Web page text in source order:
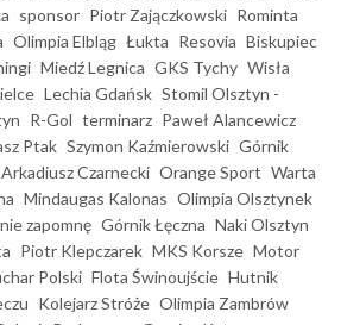
sponsor Piotr Zajączkowski Rominta
Olimpia Elbląg Łukta Resovia Biskupiec
Miedź Legnica GKS Tychy Wisła
Lechia Gdańsk Stomil Olsztyn -
R-Gol terminarz Paweł Alancewicz
Ptak Szymon Kaźmierowski Górnik
Arkadiusz Czarnecki Orange Sport Warta
Mindaugas Kalonas Olimpia Olsztynek
zapomnę Górnik Łęczna Naki Olsztyn
Piotr Klepczarek MKS Korsze Motor
Polski Flota Świnoujście Hutnik
Kolejarz Stróże Olimpia Zambrów